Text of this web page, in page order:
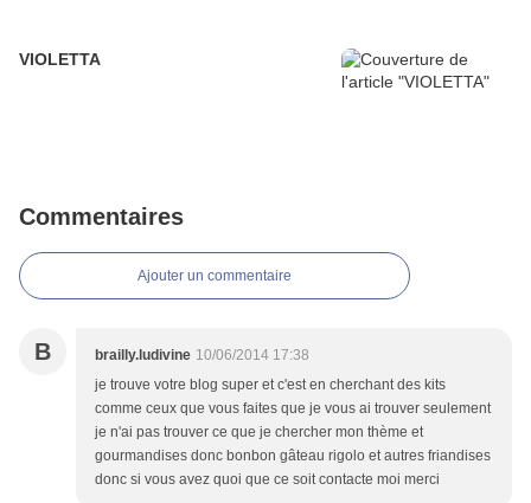
VIOLETTA
Commentaires
Ajouter un commentaire
B brailly.ludivine 10/06/2014 17:38
je trouve votre blog super et c'est en cherchant des kits
comme ceux que vous faites que je vous ai trouver seulement
je n'ai pas trouver ce que je chercher mon thème et
gourmandises donc bonbon gâteau rigolo et autres friandises
donc si vous avez quoi que ce soit contacte moi merci